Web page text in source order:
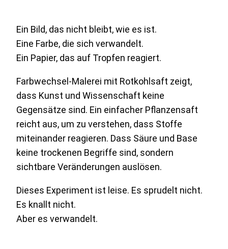
Ein Bild, das nicht bleibt, wie es ist.
Eine Farbe, die sich verwandelt.
Ein Papier, das auf Tropfen reagiert.
Farbwechsel-Malerei mit Rotkohlsaft zeigt,
dass Kunst und Wissenschaft keine
Gegensätze sind. Ein einfacher Pflanzensaft
reicht aus, um zu verstehen, dass Stoffe
miteinander reagieren. Dass Säure und Base
keine trockenen Begriffe sind, sondern
sichtbare Veränderungen auslösen.
Dieses Experiment ist leise. Es sprudelt nicht.
Es knallt nicht.
Aber es verwandelt.